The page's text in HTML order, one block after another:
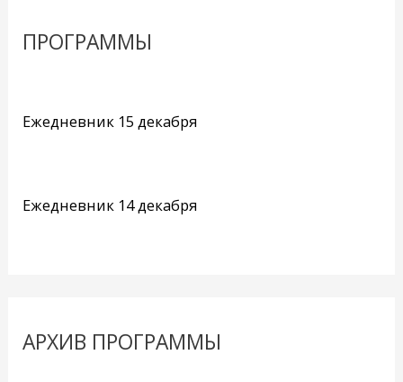
ПРОГРАММЫ
Ежедневник 15 декабря
Ежедневник 14 декабря
АРХИВ ПРОГРАММЫ